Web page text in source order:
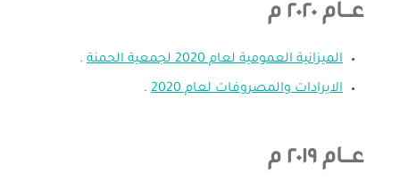
عـــام ٢٠٢٠ م
الميزانية العمومية لعام 2020 لجمعية الحمنة .
الايرادات والمصروفات لعام 2020 .
عـــام ٢٠١٩ م